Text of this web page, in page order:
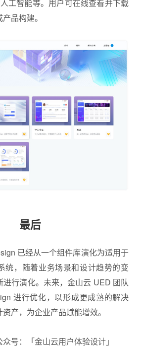
工智能等。用户可在线查看并下载
品构建。
最后
已经从一个组件库演化为适用于
统，随着业务场景和设计趋势的变
进行演化。未来，金山云 UED 团队
进行优化，以形成更成熟的解决
产，为企业产品赋能增效。
号：「金山云用户体验设计」